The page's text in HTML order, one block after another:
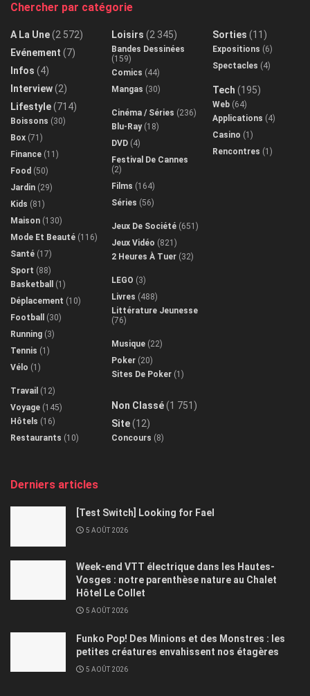
Chercher par catégorie
A La Une(2 572)
Evénement (7)
Infos (4)
Interview(2)
Lifestyle(714)
Boissons (30)
Box (71)
Finance (11)
Food (50)
Jardin (29)
Kids (81)
Maison (130)
Mode Et Beauté (116)
Santé (17)
Sport (88)
Basketball
(1)
Déplacement (10)
Football
(30)
Running (3)
Tennis (1)
Vélo (1)
Travail (12)
Voyage (145)
Hôtels (16)
Restaurants (10)
Loisirs (2 345)
Bandes Dessinées
(159)
Comics (44)
Mangas (30)
Cinéma / Séries (236)
Blu-Ray(18)
DVD (4)
Festival De Cannes
(2)
Films (164)
Séries (56)
Jeux De Société (651)
Jeux Vidéo (821)
2 Heures À Tuer (32)
LEGO (3)
Livres (488)
Littérature Jeunesse
(76)
Musique (22)
Poker (20)
Sites De Poker (1)
Non Classé(1 751)
Site(12)
Concours (8)
Sorties (11)
Expositions (6)
Spectacles (4)
Tech (195)
Web (64)
Applications (4)
Casino (1)
Rencontres (1)
Derniers articles
[Test Switch] Looking for Fael
5 AOÛT 2026
Week-end VTT électrique dans les Hautes-
Vosges : notre parenthèse nature au Chalet
Hôtel Le Collet
5 AOÛT 2026
Funko Pop! Des Minions et des Monstres : les
petites créatures envahissent nos étagères
5 AOÛT 2026